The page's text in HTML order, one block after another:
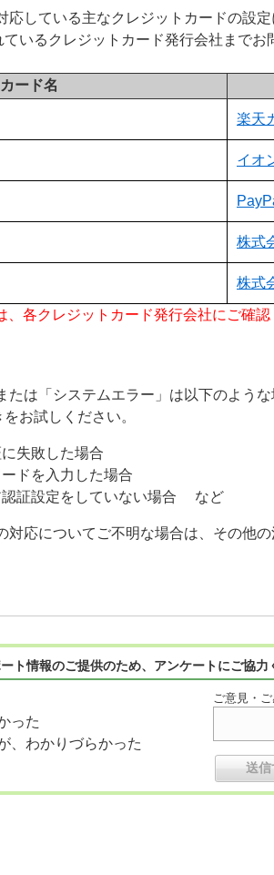
応している主なクレジットカードの設
いるクレジットカード発行会社までお
ード名
楽天
イオ
株式
株式
各クレジットカード発行会社にご確認
たは「システムエラー」は以下のよ
お試しください。
失敗した場合
ドを入力した場合
認証設定をしていない場合 など
応についてご不明な場合は、その他
ート情報のご提供のため、アンケートにご協
った
、わかりづらかった
ご意見・ご